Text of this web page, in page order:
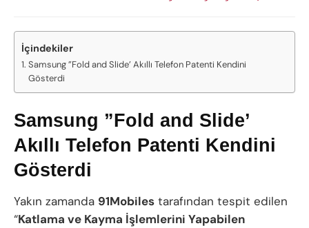
İçindekiler
Samsung ”Fold and Slide’ Akıllı Telefon Patenti Kendini
Gösterdi
Samsung ”Fold and Slide’
Akıllı Telefon Patenti Kendini
Gösterdi
Yakın zamanda 91Mobiles tarafından tespit edilen
“Katlama ve Kayma İşlemlerini Yapabilen